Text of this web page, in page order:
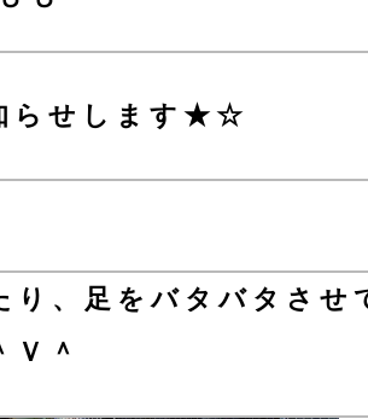
らせします★☆
り、足をバタバタさせ
＾